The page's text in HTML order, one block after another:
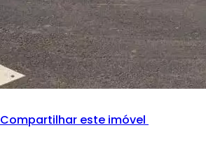
Compartilhar este imóvel